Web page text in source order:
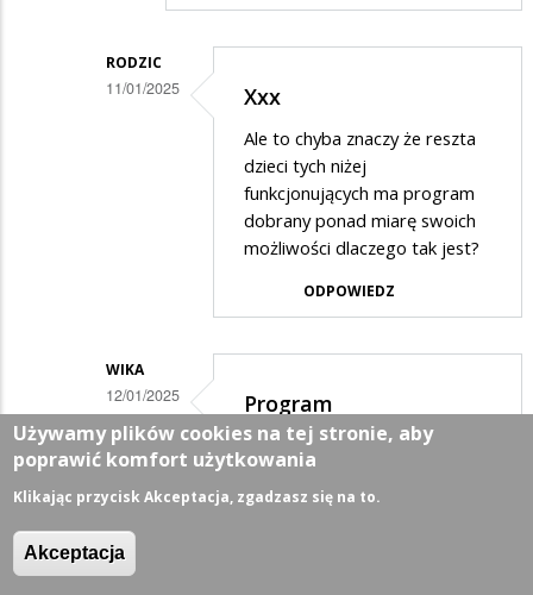
RODZIC
11/01/2025
Pani,
widać
że
nie
ma…
Xxx
Ale to chyba znaczy że reszta
dzieci tych niżej
funkcjonujących ma program
dobrany ponad miarę swoich
możliwości dlaczego tak jest?
ODPOWIEDZ
WIKA
12/01/2025
Dodane
przez
Xxx
w
odpowiedzi
Program
dostosowany...
każdego dziecka program jest
Używamy plików cookies na tej stronie, aby
poprawić komfort użytkowania
Klikając przycisk Akceptacja, zgadzasz się na to.
Akceptacja